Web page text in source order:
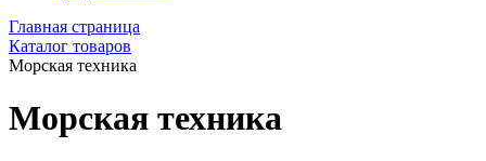
Главная страница
Каталог товаров
Морская техника
Морская техника